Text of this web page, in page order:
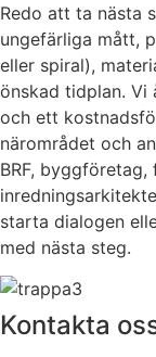
Redo att ta nästa
ungefärliga mått,
eller spiral),
önskad tidplan. Vi
och ett
närområdet och
BRF,
starta dialogen
med nästa steg.
Kontakta